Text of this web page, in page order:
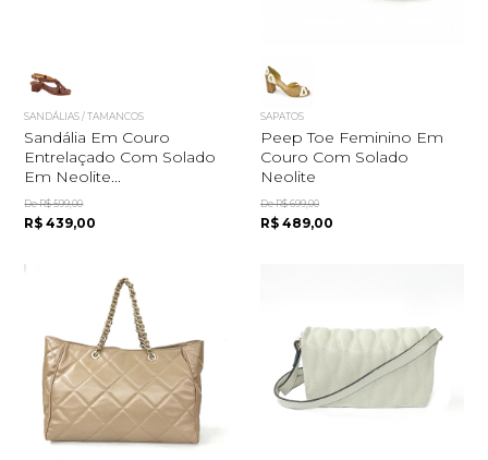
SANDÁLIAS / TAMANCOS
Sandália Em Couro
Entrelaçado Com Solado
Em Neolite...
De R$ 599,00
R$ 439,00
SAPATOS
Peep Toe Feminino Em
Couro Com Solado
Neolite
De R$ 699,00
R$ 489,00